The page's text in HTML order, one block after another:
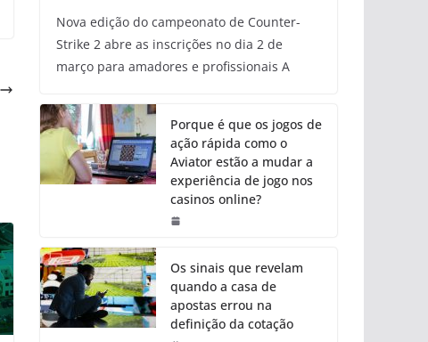
Nova edição do campeonato de Counter-
Strike 2 abre as inscrições no dia 2 de
março para amadores e profissionais A
Porque é que os jogos de
ação rápida como o
Aviator estão a mudar a
experiência de jogo nos
casinos online?
Os sinais que revelam
quando a casa de
apostas errou na
definição da cotação